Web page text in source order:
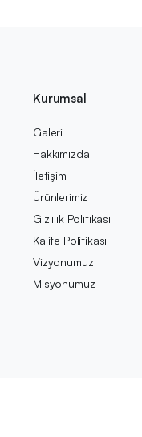
Kurumsal
Galeri
Hakkımızda
İletişim
Ürünlerimiz
Gizlilik Politikası
Kalite Politikası
Vizyonumuz
Misyonumuz